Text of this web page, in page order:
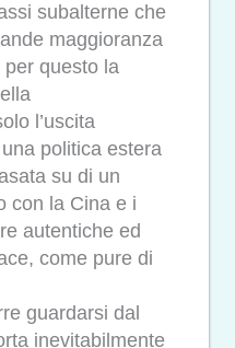
subalterne che
maggioranza
questo la
l’uscita
politica estera
su di un
con la Cina e i
autentiche ed
come pure di
guardarsi dal
inevitabilmente